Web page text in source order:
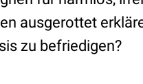
ausgerottet
zu befriedigen?